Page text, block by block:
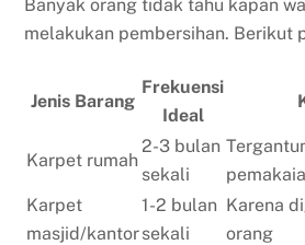
Banyak orang tidak tahu kapan
melakukan pembersihan. Berikut
Jenis Barang
Frekuensi
Ideal
Karpet rumah
2-3 bulan
sekali
Karpet
masjid/kantor
1-2 bulan
sekali
Karena
orang